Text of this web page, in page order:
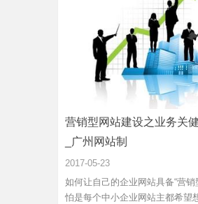
营销型网站建设之业务关
_广州网站制
2017-05-23
如何让自己的企业网站具备“营销
怕是每个中小企业网站主都希望